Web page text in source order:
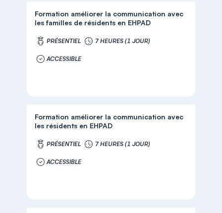
Formation améliorer la communication avec
les familles de résidents en EHPAD
PRÉSENTIEL 7 HEURES (1 JOUR)
ACCESSIBLE
Formation améliorer la communication avec
les résidents en EHPAD
PRÉSENTIEL 7 HEURES (1 JOUR)
ACCESSIBLE